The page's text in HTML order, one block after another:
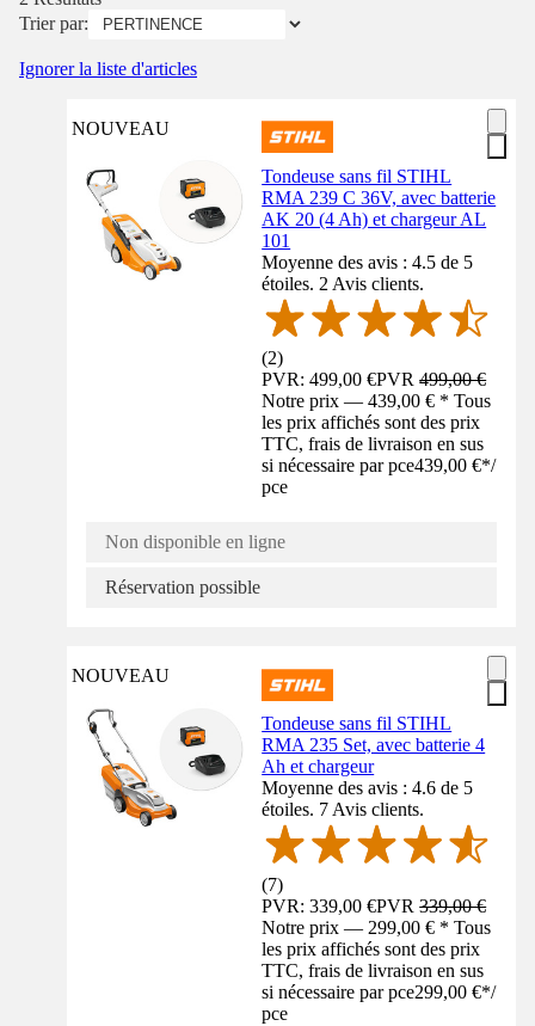
Trier par:
Ignorer la liste d'articles
NOUVEAU
Tondeuse sans fil STIHL
RMA 239 C 36V, avec batterie
AK 20 (4 Ah) et chargeur AL
101
Moyenne des avis : 4.5 de 5
étoiles. 2 Avis clients.
(2)
PVR: 499,00 €PVR499,00 €
Notre prix — 439,00 € * Tous
les prix affichés sont des prix
TTC, frais de livraison en sus
si nécessaire par pce439,00 €*/
pce
Non disponible en ligne
Réservation possible
NOUVEAU
Tondeuse sans fil STIHL
RMA 235 Set, avec batterie 4
Ah et chargeur
Moyenne des avis : 4.6 de 5
étoiles. 7 Avis clients.
(7)
PVR: 339,00 €PVR339,00 €
Notre prix — 299,00 € * Tous
les prix affichés sont des prix
TTC, frais de livraison en sus
si nécessaire par pce299,00 €*/
pce